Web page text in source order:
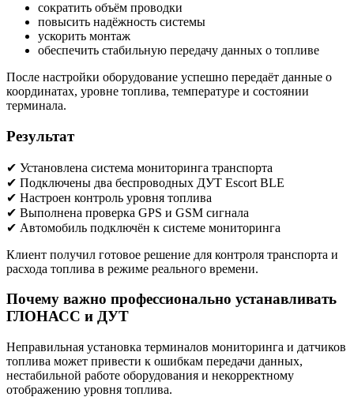
сократить объём проводки
повысить надёжность системы
ускорить монтаж
обеспечить стабильную передачу данных о топливе
После настройки оборудование успешно передаёт данные о
координатах, уровне топлива, температуре и состоянии
терминала.
Результат
✔ Установлена система мониторинга транспорта
✔ Подключены два беспроводных ДУТ Escort BLE
✔ Настроен контроль уровня топлива
✔ Выполнена проверка GPS и GSM сигнала
✔ Автомобиль подключён к системе мониторинга
Клиент получил готовое решение для контроля транспорта и
расхода топлива в режиме реального времени.
Почему важно профессионально устанавливать
ГЛОНАСС и ДУТ
Неправильная установка терминалов мониторинга и датчиков
топлива может привести к ошибкам передачи данных,
нестабильной работе оборудования и некорректному
отображению уровня топлива.